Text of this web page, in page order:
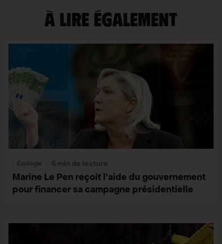
À lire également
Écologie 6 min de lecture
Marine Le Pen reçoit l’aide du gouvernement
pour financer sa campagne présidentielle